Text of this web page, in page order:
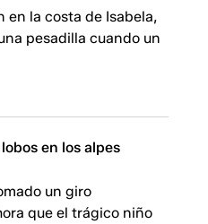
en la costa de Isabela,
pesadilla cuando un
en los alpes
un giro
que el trágico niño